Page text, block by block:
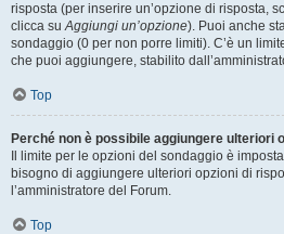
risposta (per inserire un’opzione di risposta,
clicca suAggiungi un’opzione). Puoi anche
sondaggio (0 per non porre limiti). C’è un
che puoi aggiungere, stabilito
Top
Perché non è possibile aggiungere ulteriori
Il limite per le opzioni del sondaggio è
bisogno di aggiungere ulteriori opzioni di
l’amministratore del Forum.
Top